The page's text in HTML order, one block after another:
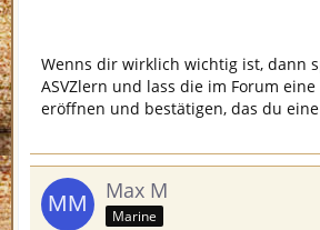
Wenns dir wirklich wichtig ist, dann
ASVZlern und lass die im Forum eine
eröffnen und bestätigen, das du
Max M
Marine